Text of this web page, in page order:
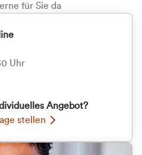
für Sie da
Uhr
Angebot?
stellen